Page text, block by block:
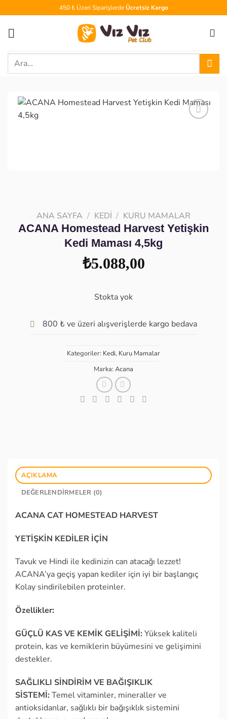
atla
450 ₺ Üzeri SiparişlerdeÜcretsiz Kargo
Ara:
ANA SAYFA / KEDI / KURU MAMALAR
ACANA Homestead Harvest Yetişkin
Kedi Maması 4,5kg
₺5.088,00
Stokta yok
800 ₺ ve üzeri alışverişlerde kargo bedava
Kategoriler: Kedi, Kuru Mamalar
Marka: Acana
AÇIKLAMA
DEĞERLENDIRMELER (0)
ACANA CAT HOMESTEAD HARVEST
YETİŞKİN KEDİLER İÇİN
Tavuk ve Hindi ile kedinizin can atacağı lezzet!
ACANA’ya geçiş yapan kediler için iyi bir başlangıç
Kolay sindirilebilen proteinler.
Özellikler:
GÜÇLÜ KAS VE KEMİK GELİŞİMİ: Yüksek kaliteli
protein, kas ve kemiklerin büyümesini ve gelişimini
destekler.
SAĞLIKLI SİNDİRİM VE BAĞIŞIKLIK
SİSTEMİ: Temel vitaminler, mineraller ve
antioksidanlar, sağlıklı bir bağışıklık sistemini